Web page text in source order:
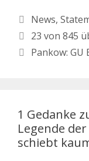
News,
23 von 845
Pankow:
1 Gedanke
Legende
schiebt